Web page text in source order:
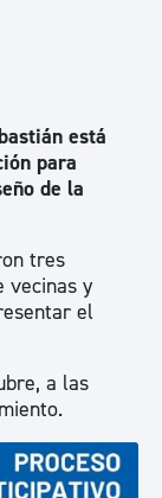
está
para
de la
tres
vecinas y
el
a las